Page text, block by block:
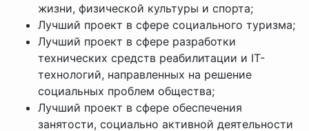
жизни, физической культуры и спорта;
Лучший проект в сфере социального туризма;
Лучший проект в сфере разработки
технических средств реабилитации и IT-
технологий, направленных на решение
социальных проблем общества;
Лучший проект в сфере обеспечения
занятости, социально активной деятельности